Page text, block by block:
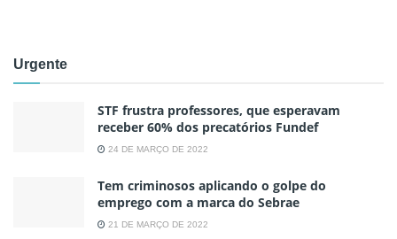
Urgente
STF frustra professores, que esperavam
receber 60% dos precatórios Fundef
24 DE MARÇO DE 2022
Tem criminosos aplicando o golpe do
emprego com a marca do Sebrae
21 DE MARÇO DE 2022